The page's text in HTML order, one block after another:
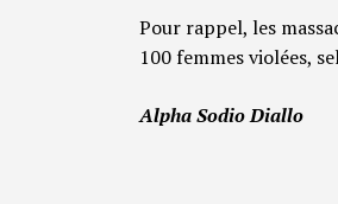
Pour rappel, les
100 femmes violées,
Alpha Sodio Diallo